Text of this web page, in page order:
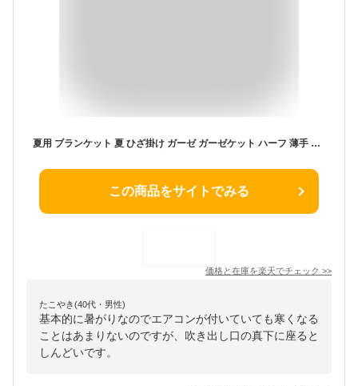
夏用 ブランケット 夏 ひざ掛け ガーゼ ガーゼケット ハーフ 薄手 涼しい 軽い 小さめ おくるみ ベビーカー ベビー 赤ちゃん タオルケッ ト幼稚園 綿100％ コットン 冷房対策 サマーブランケット コンパクト 昼寝 車
この商品をサイトでみる
価格と在庫を楽天でチェック >>
たこやき(40代・男性)
基本的に暑がりなのでエアコンが付いていても寒くなる
ことはあまりないのですが、吹き出し口の真下に座ると
しんどいです。